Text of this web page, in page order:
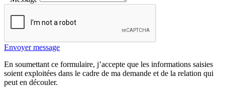
Envoyer message
En soumettant ce formulaire, j’accepte que les informations saisies
soient exploitées dans le cadre de ma demande et de la relation qui
peut en découler.